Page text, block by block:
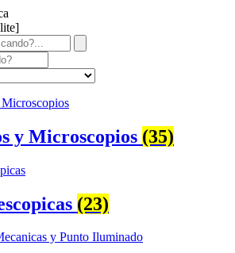
y Microscopios (35)
(23)